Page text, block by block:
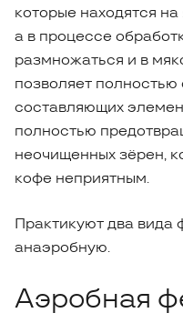
которые находятся
а в процессе
размножаться и в
позволяет полностью
составляющих
полностью
неочищенных зёрен,
кофе неприятным.
Практикуют два вида
анаэробную.
Аэробная